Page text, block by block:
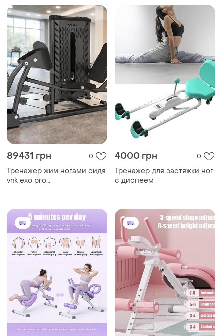
89431 грн 0
Тренажер жим ногами сидя
vnk exo pro
ног
4000 грн 0
Тренажер для растяжки ног
с диспеем